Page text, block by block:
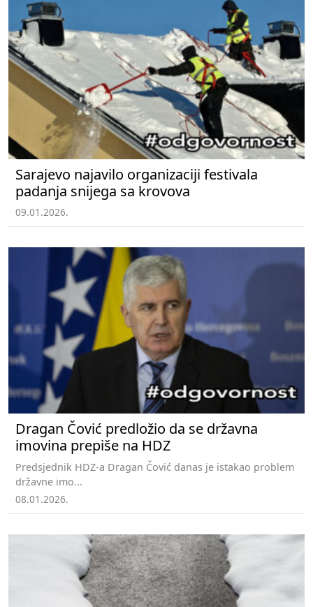
Sarajevo najavilo organizaciji festivala
padanja snijega sa krovova
09.01.2026.
Dragan Čović predložio da se državna
imovina prepiše na HDZ
Predsjednik HDZ-a Dragan Čović danas je istakao problem
državne imo...
08.01.2026.